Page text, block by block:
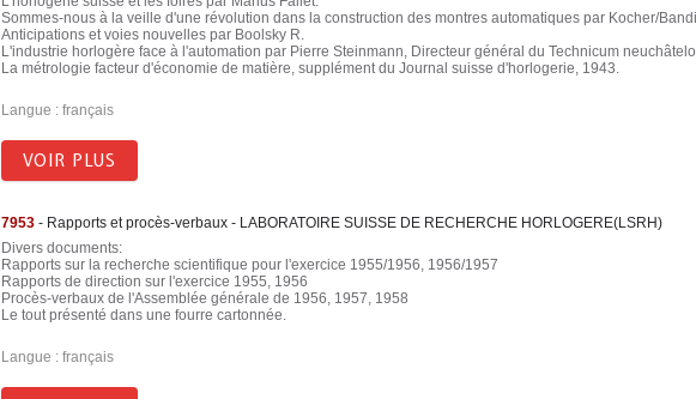
Sommes-nous à la veille d'une révolution dans la construction des montres automatiques par Kocher/
Anticipations et voies nouvelles par Boolsky R.
L'industrie horlogère face à l'automation par Pierre Steinmann, Directeur général du Technicum
La métrologie facteur d'économie de matière, supplément du Journal suisse d'horlogerie, 1943.
Langue : français
VOIR PLUS
7953- Rapports et procès-verbaux - LABORATOIRE SUISSE DE RECHERCHE HORLOGERE(LSRH)
Divers documents:
Rapports sur la recherche scientifique pour l'exercice 1955/1956, 1956/1957
Rapports de direction sur l'exercice 1955, 1956
Procès-verbaux de l'Assemblée générale de 1956, 1957, 1958
Le tout présenté dans une fourre cartonnée.
Langue : français